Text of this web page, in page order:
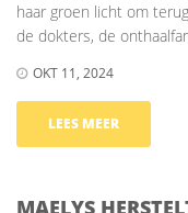
haar groen licht om
de dokters, de
OKT 11, 2024
LEES MEER
MAELYS